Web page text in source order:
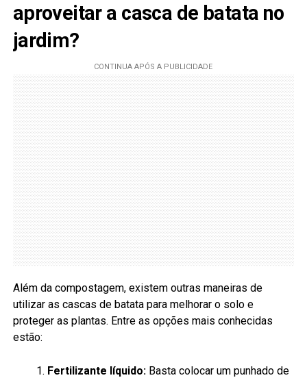
aproveitar a casca de batata no
jardim?
Além da compostagem, existem outras maneiras de
utilizar as cascas de batata para melhorar o solo e
proteger as plantas. Entre as opções mais conhecidas
estão:
Fertilizante líquido:Basta colocar um punhado de